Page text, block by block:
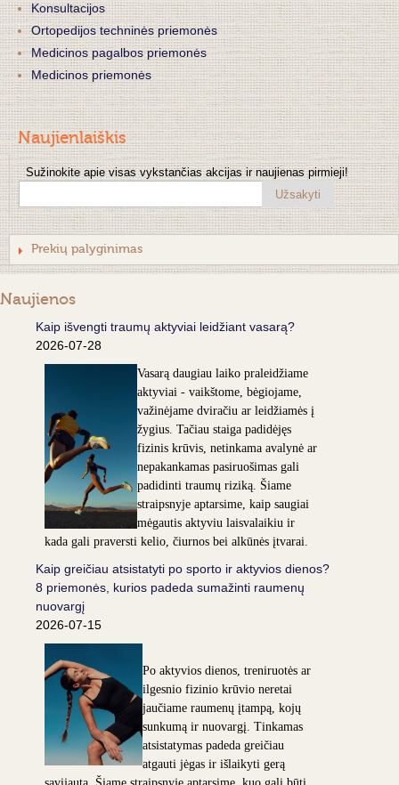
Konsultacijos
Ortopedijos techninės priemonės
Medicinos pagalbos priemonės
Medicinos priemonės
Naujienlaiškis
Sužinokite apie visas vykstančias akcijas ir naujienas pirmieji!
Užsakyti
Prekių palyginimas
Naujienos
Kaip išvengti traumų aktyviai leidžiant vasarą?
2026-07-28
Vasarą daugiau laiko praleidžiame
aktyviai - vaikštome, bėgiojame,
važinėjame dviračiu ar leidžiamės į
žygius. Tačiau staiga padidėjęs
fizinis krūvis, netinkama avalynė ar
nepakankamas pasiruošimas gali
padidinti traumų riziką. Šiame
straipsnyje aptarsime, kaip saugiai
mėgautis aktyviu laisvalaikiu ir
kada gali praversti kelio, čiurnos bei alkūnės įtvarai.
Kaip greičiau atsistatyti po sporto ir aktyvios dienos?
8 priemonės, kurios padeda sumažinti raumenų
nuovargį
2026-07-15
Po aktyvios dienos, treniruotės ar
ilgesnio fizinio krūvio neretai
jaučiame raumenų įtampą, kojų
sunkumą ir nuovargį. Tinkamas
atsistatymas padeda greičiau
atgauti jėgas ir išlaikyti gerą